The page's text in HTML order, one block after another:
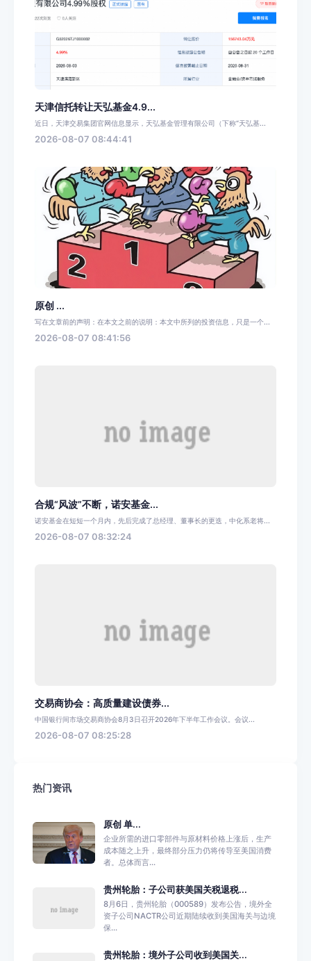
天津信托转让天弘基金4.9...
近日，天津交易集团官网信息显示，天弘基金管理有限公司（下称“天弘基...
2026-08-07 08:44:41
原创 ...
写在文章前的声明：在本文之前的说明：本文中所列的投资信息，只是一个...
2026-08-07 08:41:56
合规“风波”不断，诺安基金...
诺安基金在短短一个月内，先后完成了总经理、董事长的更迭，中化系老将...
2026-08-07 08:32:24
交易商协会：高质量建设债券...
中国银行间市场交易商协会8月3日召开2026年下半年工作会议。会议...
2026-08-07 08:25:28
热门资讯
原创 单...
企业所需的进口零部件与原材料价格上涨后，生产
成本随之上升，最终部分压力仍将传导至美国消费
者。总体而言...
贵州轮胎：子公司获美国关税退税...
8月6日，贵州轮胎（000589）发布公告，境外全
资子公司NACTR公司近期陆续收到美国海关与边境
保...
贵州轮胎：境外子公司收到美国关...